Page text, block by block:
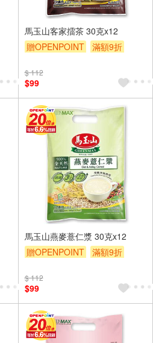
馬玉山客家擂茶 30克x12
贈OPENPOINT
滿額9折
$ 112
$99
馬玉山燕麥薏仁漿 30克x12
贈OPENPOINT
滿額9折
$ 112
$99